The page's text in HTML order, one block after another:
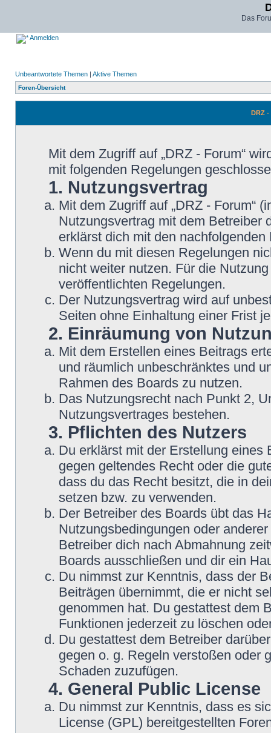
Das
Anmelden
Unbeantwortete Themen | Aktive Themen
Foren-Übersicht
DRZ
Mit dem Zugriff auf „DRZ - Forum“
mit folgenden Regelungen
1. Nutzungsvertrag
Mit dem Zugriff auf „DRZ - Forum“
Nutzungsvertrag mit dem Betreiber
erklärst dich mit den
Wenn du mit diesen Regelungen
nicht weiter nutzen. Für die
veröffentlichten Regelungen.
Der Nutzungsvertrag wird auf
Seiten ohne Einhaltung einer Frist
2. Einräumung von
Mit dem Erstellen eines Beitrags
und räumlich unbeschränktes und
Rahmen des Boards zu nutzen.
Das Nutzungsrecht nach Punkt 2,
Nutzungsvertrages bestehen.
3. Pflichten des Nutzers
Du erklärst mit der Erstellung eines
gegen geltendes Recht oder die
dass du das Recht besitzt, die in
setzen bzw. zu verwenden.
Der Betreiber des Boards übt das
Nutzungsbedingungen oder
Betreiber dich nach Abmahnung
Boards ausschließen und dir ein
Du nimmst zur Kenntnis, dass der
Beiträgen übernimmt, die er nicht
genommen hat. Du gestattest dem
Funktionen jederzeit zu löschen
Du gestattest dem Betreiber
gegen o. g. Regeln verstoßen oder
Schaden zuzufügen.
4. General Public License
Du nimmst zur Kenntnis, dass es
License (GPL) bereitgestellten